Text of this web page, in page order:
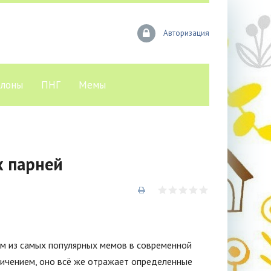
Авторизация
ПНГ Мемы
из самых популярных мемов в современной
оно всё же отражает определенные